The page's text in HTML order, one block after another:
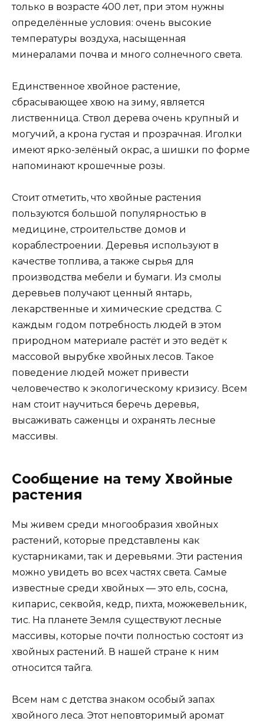
только в возрасте 400 лет, при этом нужны
определённые условия: очень высокие
температуры воздуха, насыщенная
минералами почва и много солнечного света.
Единственное хвойное растение,
сбрасывающее хвою на зиму, является
лиственница. Ствол дерева очень крупный и
могучий, а крона густая и прозрачная. Иголки
имеют ярко-зелёный окрас, а шишки по форме
напоминают крошечные розы.
Стоит отметить, что хвойные растения
пользуются большой популярностью в
медицине, строительстве домов и
кораблестроении. Деревья используют в
качестве топлива, а также сырья для
производства мебели и бумаги. Из смолы
деревьев получают ценный янтарь,
лекарственные и химические средства. С
каждым годом потребность людей в этом
природном материале растёт и это ведёт к
массовой вырубке хвойных лесов. Такое
поведение людей может привести
человечество к экологическому кризису. Всем
нам стоит научиться беречь деревья,
высаживать саженцы и охранять лесные
массивы.
Сообщение на тему Хвойные
растения
Мы живем среди многообразия хвойных
растений, которые представлены как
кустарниками, так и деревьями. Эти растения
можно увидеть во всех частях света. Самые
известные среди хвойных — это ель, сосна,
кипарис, секвойя, кедр, пихта, можжевельник,
тис. На планете Земля существуют лесные
массивы, которые почти полностью состоят из
хвойных растений. В нашей стране к ним
относится тайга.
Всем нам с детства знаком особый запах
хвойного леса. Этот неповторимый аромат